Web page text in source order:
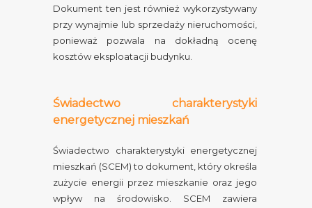
Dokument ten jest również wykorzystywany
przy wynajmie lub sprzedaży nieruchomości,
ponieważ pozwala na dokładną ocenę
kosztów eksploatacji budynku.
Świadectwo charakterystyki
energetycznej mieszkań
Świadectwo charakterystyki energetycznej
mieszkań (SCEM) to dokument, który określa
zużycie energii przez mieszkanie oraz jego
wpływ na środowisko. SCEM zawiera